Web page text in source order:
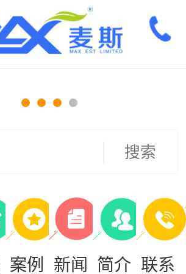
搜索
案例 新闻 简介 联系